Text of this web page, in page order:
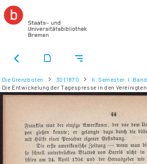
Die Grenzboten 30 (1871)
II. Semester. I. Band.
Die Entwickelung der Tagespresse in den Vereinigten